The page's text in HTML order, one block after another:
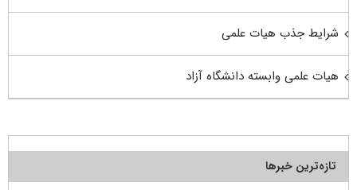
شرایط جذب هیات علمی
هیات علمی وابسته دانشگاه آزاد
تازه‌ترین خبرها